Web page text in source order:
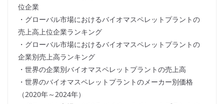
位企業
・グローバル市場におけるバイオマスペレットプラントの
売上高上位企業ランキング
・グローバル市場におけるバイオマスペレットプラントの
企業別売上高ランキング
・世界の企業別バイオマスペレットプラントの売上高
・世界のバイオマスペレットプラントのメーカー別価格
（2020年～2024年）